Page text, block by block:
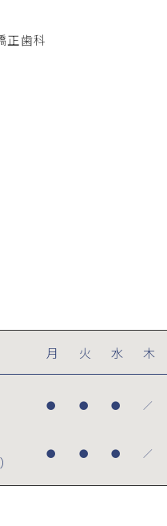
正歯科
月 火 水 木
● ● ● ／
）
● ● ● ／